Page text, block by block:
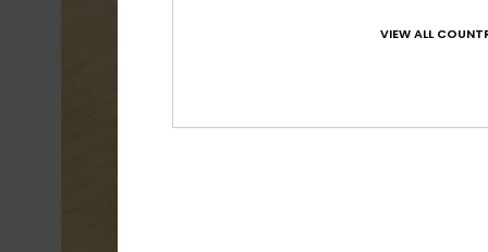
VIEW ALL